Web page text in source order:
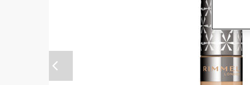
Anterior